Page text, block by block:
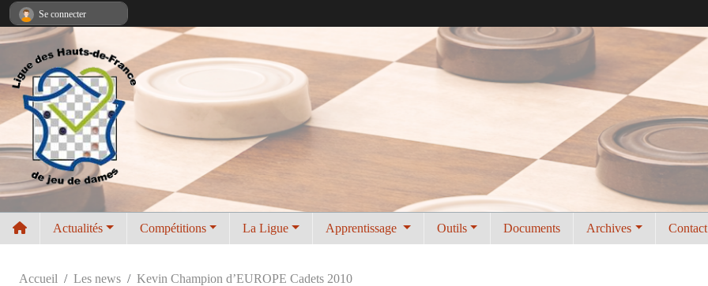
Actualités Compétitions La Ligue Apprentissage Outils Documents Archives Contact
Accueil Les news Kevin Champion d’EUROPE Cadets 2010
Se connecter
Panneau de gestion des cookies